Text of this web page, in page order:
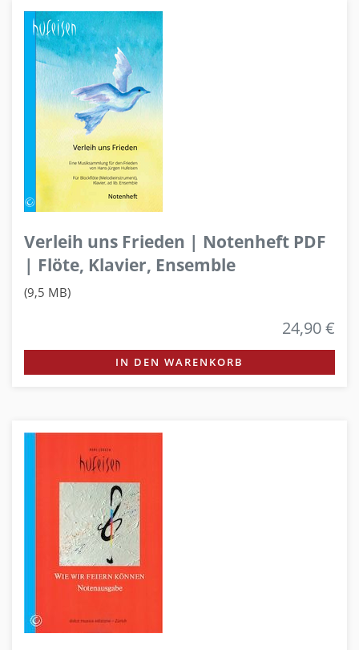
Verleih uns Frieden | Notenheft PDF
| Flöte, Klavier, Ensemble
(9,5 MB)
24,90 €
IN DEN WARENKORB